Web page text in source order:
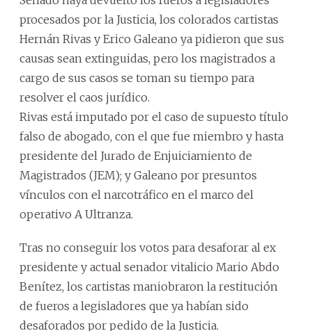
procesados por la Justicia, los colorados cartistas
Hernán Rivas y Erico Galeano ya pidieron que sus
causas sean extinguidas, pero los magistrados a
cargo de sus casos se toman su tiempo para
resolver el caos jurídico.
Rivas está imputado por el caso de supuesto título
falso de abogado, con el que fue miembro y hasta
presidente del Jurado de Enjuiciamiento de
Magistrados (JEM); y Galeano por presuntos
vínculos con el narcotráfico en el marco del
operativo A Ultranza.
Tras no conseguir los votos para desaforar al ex
presidente y actual senador vitalicio Mario Abdo
Benítez, los cartistas maniobraron la restitución
de fueros a legisladores que ya habían sido
desaforados por pedido de la Justicia.